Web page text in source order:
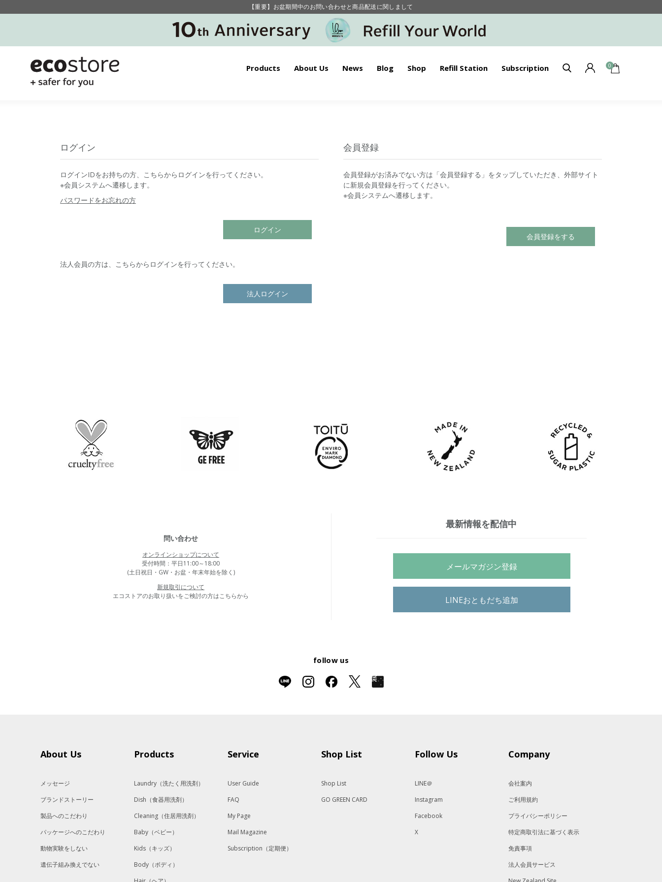
【重要】お盆期間中のお問い合わせと商品配送に関しまして
毎月お得にポイントが貯まる！ “月のポイントアップデー”
Products About Us News Blog Shop Refill Station Subscription 0
ログイン
ログインIDをお持ちの方、こちらからログインを行ってください。
※会員システムへ遷移します。
パスワードをお忘れの方
ログイン
法人会員の方は、こちらからログインを行ってください。
法人ログイン
会員登録
会員登録がお済みでない方は「会員登録する」をタップしていただき、外部サイト
に新規会員登録を行ってください。
※会員システムへ遷移します。
会員登録をする
問い合わせ
オンラインショップについて
受付時間：平日11:00～18:00
(土日祝日・GW・お盆・年末年始を除く)
新規取引について
エコストアのお取り扱いをご検討の方はこちらから
最新情報を配信中
メールマガジン登録
LINEおともだち追加
follow us
About Us
メッセージ
ブランドストーリー
製品へのこだわり
パッケージへのこだわり
動物実験をしない
遺伝子組み換えでない
Products
Laundry （洗たく用洗剤）
Dish （食器用洗剤）
Cleaning （住居用洗剤）
Baby （ベビー）
Kids （キッズ）
Body （ボディ）
Service
User Guide
FAQ
My Page
Mail Magazine
Subscription（定期便）
Shop List
Shop List
GO GREEN CARD
Follow Us
LINE＠
Instagram
Facebook
X
Company
会社案内
ご利用規約
プライバシーポリシー
特定商取引法に基づく表示
免責事項
法人会員サービス